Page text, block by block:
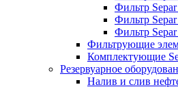
Фильтр
Фильтр
Фильтр
Фильтрующие
Комплектующие
Резервуарное
Налив и слив